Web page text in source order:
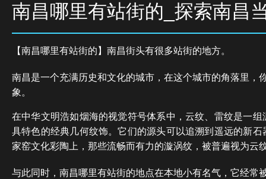
南昌哪里有站街的_探索南昌
【南昌哪里有站街的】南昌街头有很多站街的地方。
南昌是一个充满历史和文化的城市，在这个城市的角落里，
象。
在中华文明浩如烟海的视觉符号体系中，云纹、雷纹是一
具特色的经典几何纹饰。它们的源头可以追溯到遥远的新
家窑文化彩陶上，那些流畅而有力的漩涡纹，被普遍视为云
与此同时，南昌哪里有站街的地点在本地小有名气，它经常